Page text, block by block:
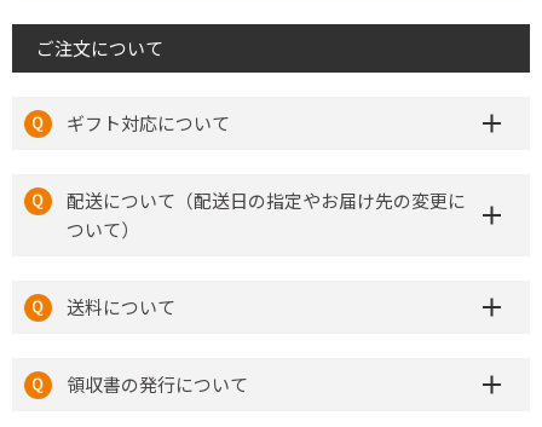
ご注文について
ギフト対応について
配送について（配送日の指定やお届け先の変更に
ついて）
送料について
領収書の発行について